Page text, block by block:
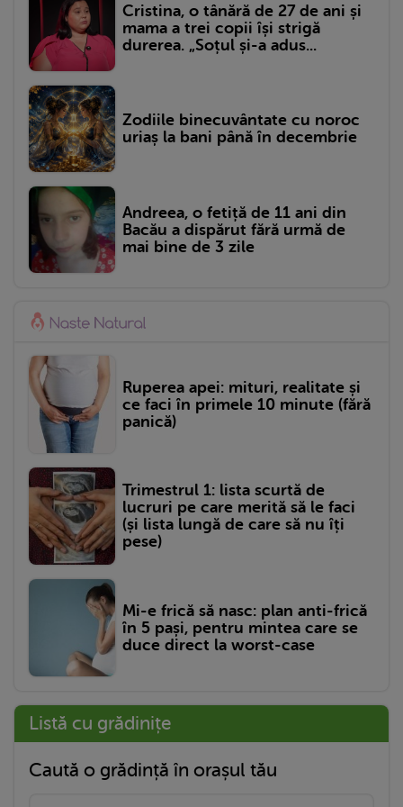
Cristina, o tânără de 27 de ani și
mama a trei copii își strigă
durerea. „Soțul și-a adus...
Zodiile binecuvântate cu noroc
uriaș la bani până în decembrie
Andreea, o fetiță de 11 ani din
Bacău a dispărut fără urmă de
mai bine de 3 zile
Ruperea apei: mituri, realitate și
ce faci în primele 10 minute (fără
panică)
Trimestrul 1: lista scurtă de
lucruri pe care merită să le faci
(și lista lungă de care să nu îți
pese)
Mi-e frică să nasc: plan anti-frică
în 5 pași, pentru mintea care se
duce direct la worst-case
Listă cu grădinițe
Caută o grădință în orașul tău